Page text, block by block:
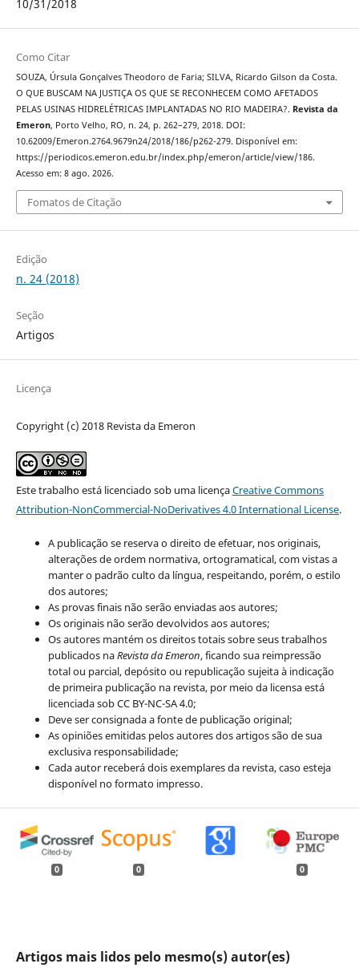
10/31/2018
Como Citar
SOUZA, Úrsula Gonçalves Theodoro de Faria; SILVA, Ricardo Gilson da Costa.
O QUE BUSCAM NA JUSTIÇA OS QUE SE RECONHECEM COMO AFETADOS
PELAS USINAS HIDRELÉTRICAS IMPLANTADAS NO RIO MADEIRA?. Revista da
Emeron, Porto Velho, RO, n. 24, p. 262–279, 2018. DOI:
10.62009/Emeron.2764.9679n24/2018/186/p262-279. Disponível em:
https://periodicos.emeron.edu.br/index.php/emeron/article/view/186.
Acesso em: 8 ago. 2026.
Fomatos de Citação
Edição
n. 24 (2018)
Seção
Artigos
Licença
Copyright (c) 2018 Revista da Emeron
Este trabalho está licenciado sob uma licençaCreative Commons
Attribution-NonCommercial-NoDerivatives 4.0 International License.
A publicação se reserva o direito de efetuar, nos originais,
alterações de ordem normativa, ortogramatical, com vistas a
manter o padrão culto da língua, respeitando, porém, o estilo
dos autores;
As provas finais não serão enviadas aos autores;
Os originais não serão devolvidos aos autores;
Os autores mantém os direitos totais sobre seus trabalhos
publicados naRevista da Emeron, ficando sua reimpressão
total ou parcial, depósito ou republicação sujeita à indicação
de primeira publicação na revista, por meio da licensa está
licenciada sob CC BY-NC-SA 4.0;
Deve ser consignada a fonte de publicação original;
As opiniões emitidas pelos autores dos artigos são de sua
exclusiva responsabilidade;
Cada autor receberá dois exemplares da revista, caso esteja
disponível no formato impresso.
0 0 0
Artigos mais lidos pelo mesmo(s) autor(es)